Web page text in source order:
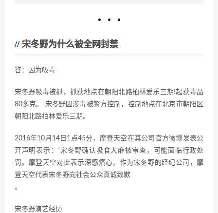
宋冬野为什么被全网封禁
答：因为吸毒
宋冬野吸毒被抓，抓获地点在朝阳北路柏林爱乐三期!起获毒品
80多克。 宋冬野因涉毒被警方控制，控制地点在北京市朝阳区
朝阳北路柏林爱乐三期。
2016年10月14日1点45分，摩登天空在其公司官方微博发表公
开声明表示：“宋冬野确认吸食大麻被审查，可能面临行政处
罚。摩登天空对此表示深感痛心，作为宋冬野的经纪公司，摩
登天空代表宋冬野向社会公众真诚致歉
。
宋冬野演艺经历